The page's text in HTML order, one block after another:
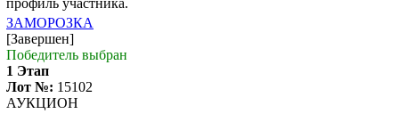
ЗАМОРОЗКА
[Завершен]
Победитель выбран
1 Этап
Лот №: 15102
АУКЦИОН